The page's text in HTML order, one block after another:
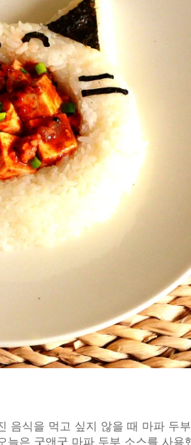
식을 먹고 싶지 않을 때 마파 두
은 굿앤굿 마파 두부 소스를 사용